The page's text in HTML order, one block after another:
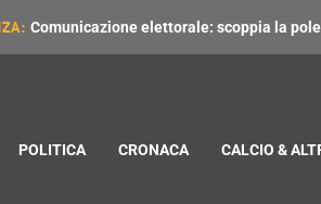
Comunicazione elettorale: scoppia la
POLITICA CRONACA CALCIO &